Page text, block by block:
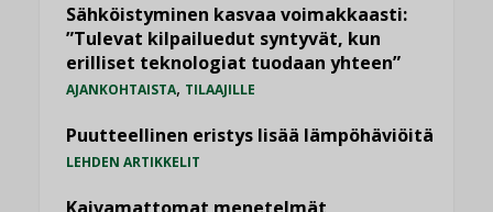
Sähköistyminen kasvaa voimakkaasti:
”Tulevat kilpailuedut syntyvät, kun
erilliset teknologiat tuodaan yhteen”
AJANKOHTAISTA, TILAAJILLE
Puutteellinen eristys lisää lämpöhäviöitä
LEHDEN ARTIKKELIT